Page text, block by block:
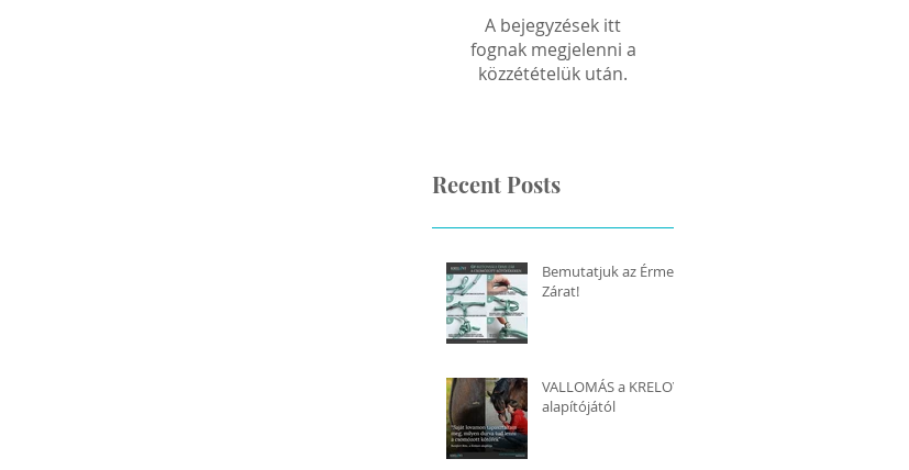
A bejegyzések itt
fognak megjelenni a
közzétételük után.
Recent Posts
Bemutatjuk az Érme
Zárat!
VALLOMÁS a KRELOVI
alapítójától